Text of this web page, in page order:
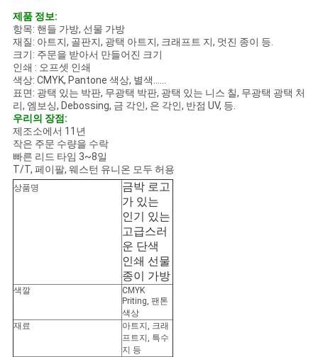
요
청
하
다
사
이
PRIVACY
제품 정보:
항목: 핸들 가방, 선물 가방
재질: 아트지, 골판지, 광택 아트지, 크래프트 지, 멋진 종이 등.
크기: 주문을 받아서 만들어진 크기
인쇄 : 오프셋 인쇄
색상: CMYK, Pantone 색상, 별색......
표면: 광택 있는 박판, 무광택 박판, 광택 있는 니스 칠, 무광택 광택 처
리, 엠보싱, Debossing, 금 각인, 은 각인, 반점 UV, 등.
우리의 장점:
제조소에서 11년
작은 주문 수량을 수락
빠른 리드 타임 3~8일
T/T, 페이팔, 웨스턴 유니온 모두 허용
상품명
금박 로고
가 있는
인기 있는
고급스러
운 단색
인쇄 선물
종이 가방
색깔
CMYK
Priting, 팬톤
색상
재료
아트지, 크래
프트지, 특수
지 등